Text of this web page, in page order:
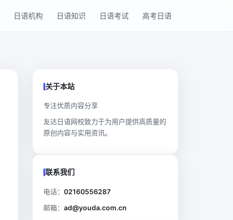
日语机构 日语知识 日语考试 高考日语
关于本站
专注优质内容分享
友达日语网校致力于为用户提供高质量的
原创内容与实用资讯。
联系我们
电话： 02160556287
邮箱： ad@youda.com.cn